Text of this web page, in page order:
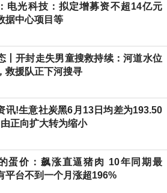
电光科技：拟定增募资不超14亿元
据中心项目等
丨开封走失男童搜救持续：河道水位
救援队正下河搜寻
讯!生意社炭黑6月13日均差为193.50
正向扩大转为缩小
蛋价：飙涨直逼猪肉 10年同期最
平台不到一个月涨超196%